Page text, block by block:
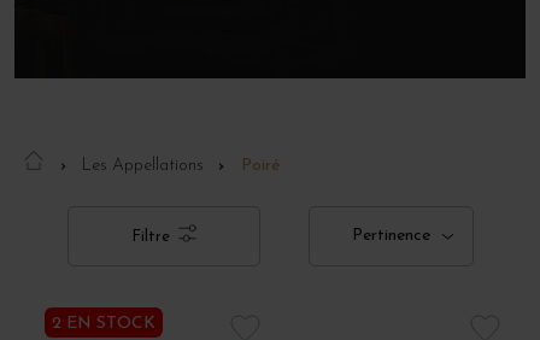
Les Appellations Poiré
Filtre Pertinence
2 EN STOCK